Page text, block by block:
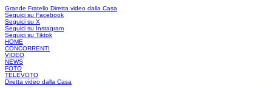
Grande Fratello Diretta video dalla Casa
Seguici su Facebook
Seguici su X
Seguici su Instagram
Seguici su Tiktok
HOME
CONCORRENTI
VIDEO
NEWS
FOTO
TELEVOTO
Diretta video dalla Casa